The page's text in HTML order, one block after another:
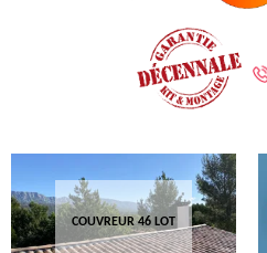
COUVREUR 46 LOT